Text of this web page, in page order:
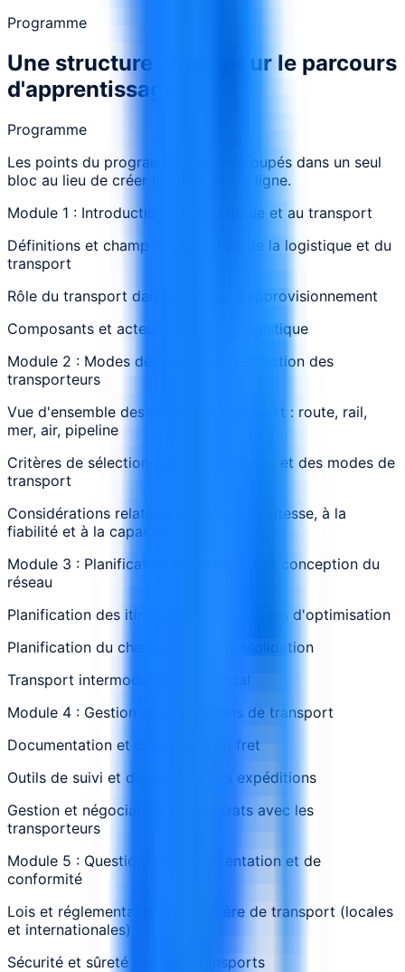
Programme
Une structure claire pour le parcours
d'apprentissage.
Programme
Les points du programme sont regroupés dans un seul
bloc au lieu de créer un module par ligne.
Module 1 : Introduction à la logistique et au transport
Définitions et champ d'application de la logistique et du
transport
Rôle du transport dans la chaîne d'approvisionnement
Composants et acteurs clés de la logistique
Module 2 : Modes de transport et sélection des
transporteurs
Vue d'ensemble des modes de transport : route, rail,
mer, air, pipeline
Critères de sélection des transporteurs et des modes de
transport
Considérations relatives au coût, à la vitesse, à la
fiabilité et à la capacité
Module 3 : Planification du transport et conception du
réseau
Planification des itinéraires et techniques d'optimisation
Planification du chargement et consolidation
Transport intermodal et multimodal
Module 4 : Gestion des opérations de transport
Documentation et conformité du fret
Outils de suivi et de visibilité des expéditions
Gestion et négociation des contrats avec les
transporteurs
Module 5 : Questions de réglementation et de
conformité
Lois et réglementations en matière de transport (locales
et internationales)
Sécurité et sûreté dans les transports